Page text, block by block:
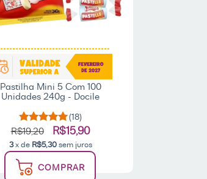
Pastilha Mini 5 Com 100
Unidades 240g - Docile
(18)
R$19,20 R$15,90
3 x de R$5,30 sem juros
COMPRAR